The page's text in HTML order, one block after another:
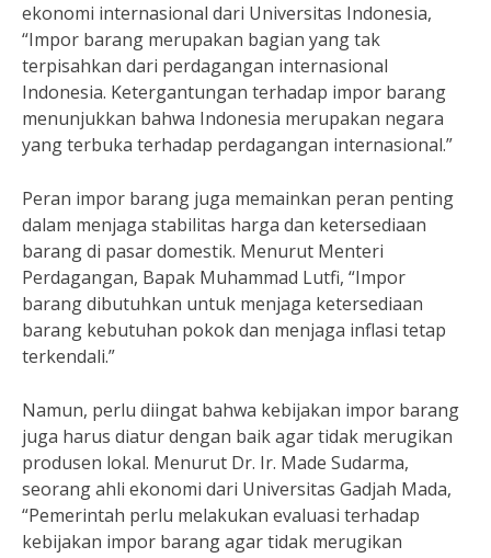
ekonomi internasional dari Universitas Indonesia,
“Impor barang merupakan bagian yang tak
terpisahkan dari perdagangan internasional
Indonesia. Ketergantungan terhadap impor barang
menunjukkan bahwa Indonesia merupakan negara
yang terbuka terhadap perdagangan internasional.”
Peran impor barang juga memainkan peran penting
dalam menjaga stabilitas harga dan ketersediaan
barang di pasar domestik. Menurut Menteri
Perdagangan, Bapak Muhammad Lutfi, “Impor
barang dibutuhkan untuk menjaga ketersediaan
barang kebutuhan pokok dan menjaga inflasi tetap
terkendali.”
Namun, perlu diingat bahwa kebijakan impor barang
juga harus diatur dengan baik agar tidak merugikan
produsen lokal. Menurut Dr. Ir. Made Sudarma,
seorang ahli ekonomi dari Universitas Gadjah Mada,
“Pemerintah perlu melakukan evaluasi terhadap
kebijakan impor barang agar tidak merugikan